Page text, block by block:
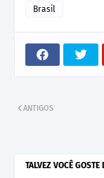
Brasil
ANTIGOS
TALVEZ VOCÊ GOSTE